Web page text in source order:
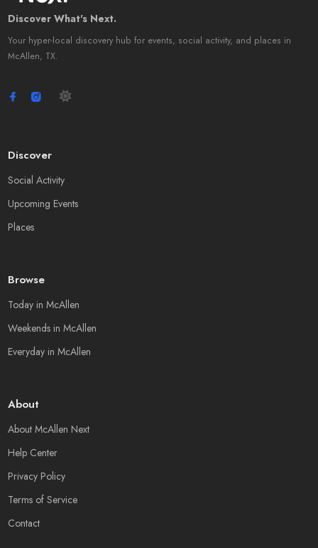
Discover What's Next.
Your hyper-local discovery hub for events, social activity, and places in
McAllen, TX.
Discover
Social Activity
Upcoming Events
Places
Browse
Today in McAllen
Weekends in McAllen
Everyday in McAllen
About
About McAllen Next
Help Center
Privacy Policy
Terms of Service
Contact